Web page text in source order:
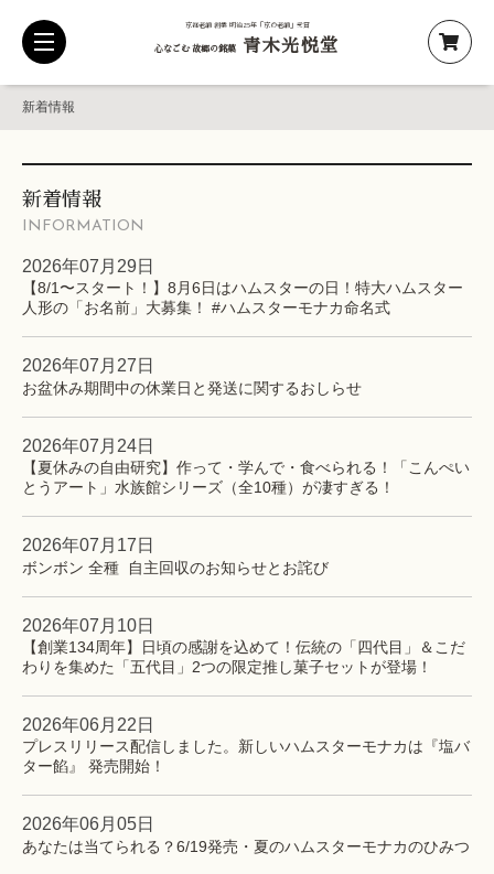
京都老舗 創業 明治25年「京の老舗」受賞
心なごむ 故郷の銘菓 青木光悦堂
toggle
navigation
新着情報
新着情報
INFORMATION
2026年07月29日
【8/1〜スタート！】8月6日はハムスターの日！特大ハムスター
人形の「お名前」大募集！ #ハムスターモナカ命名式
2026年07月27日
お盆休み期間中の休業日と発送に関するおしらせ
2026年07月24日
【夏休みの自由研究】作って・学んで・食べられる！「こんぺい
とうアート」水族館シリーズ（全10種）が凄すぎる！
2026年07月17日
ボンボン 全種 自主回収のお知らせとお詫び
2026年07月10日
【創業134周年】日頃の感謝を込めて！伝統の「四代目」＆こだ
わりを集めた「五代目」2つの限定推し菓子セットが登場！
2026年06月22日
プレスリリース配信しました。新しいハムスターモナカは『塩バ
ター餡』 発売開始！
2026年06月05日
あなたは当てられる？6/19発売・夏のハムスターモナカのひみつ